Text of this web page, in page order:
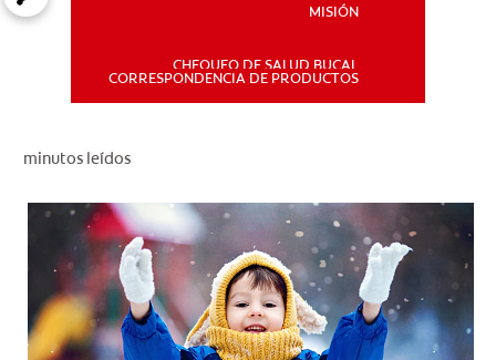
PARA PROFESIONALES
CUPONES
MISIÓN
CHEQUEO DE SALUD BUCAL
CORRESPONDENCIA DE PRODUCTOS
minutos leídos